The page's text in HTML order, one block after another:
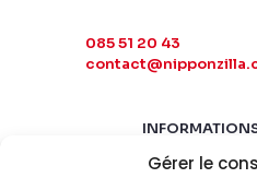
Gérer le
085 51 20 43
MARDI-